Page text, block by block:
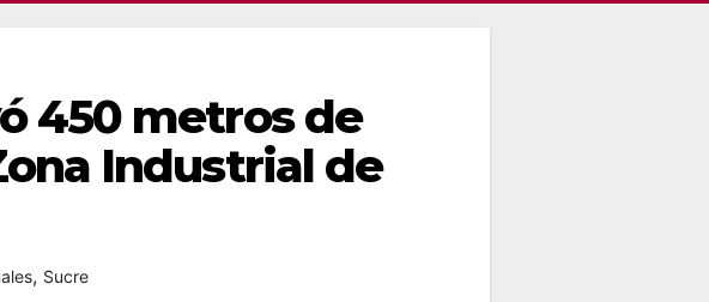
450 metros de
Industrial de
, Sucre